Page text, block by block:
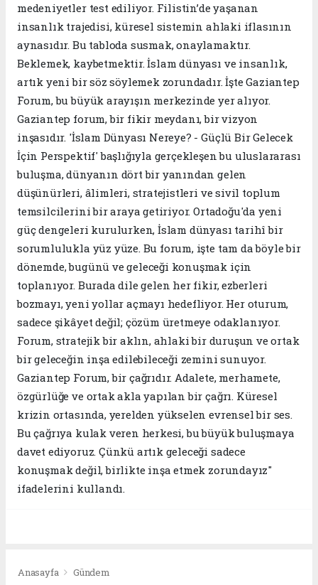
medeniyetler test ediliyor. Filistin’de yaşanan
insanlık trajedisi, küresel sistemin ahlaki iflasının
aynasıdır. Bu tabloda susmak, onaylamaktır.
Beklemek, kaybetmektir. İslam dünyası ve insanlık,
artık yeni bir söz söylemek zorundadır. İşte Gaziantep
Forum, bu büyük arayışın merkezinde yer alıyor.
Gaziantep forum, bir fikir meydanı, bir vizyon
inşasıdır. 'İslam Dünyası Nereye? - Güçlü Bir Gelecek
İçin Perspektif' başlığıyla gerçekleşen bu uluslararası
buluşma, dünyanın dört bir yanından gelen
düşünürleri, âlimleri, stratejistleri ve sivil toplum
temsilcilerini bir araya getiriyor. Ortadoğu'da yeni
güç dengeleri kurulurken, İslam dünyası tarihî bir
sorumlulukla yüz yüze. Bu forum, işte tam da böyle bir
dönemde, bugünü ve geleceği konuşmak için
toplanıyor. Burada dile gelen her fikir, ezberleri
bozmayı, yeni yollar açmayı hedefliyor. Her oturum,
sadece şikâyet değil; çözüm üretmeye odaklanıyor.
Forum, stratejik bir aklın, ahlaki bir duruşun ve ortak
bir geleceğin inşa edilebileceği zemini sunuyor.
Gaziantep Forum, bir çağrıdır. Adalete, merhamete,
özgürlüğe ve ortak akla yapılan bir çağrı. Küresel
krizin ortasında, yerelden yükselen evrensel bir ses.
Bu çağrıya kulak veren herkesi, bu büyük buluşmaya
davet ediyoruz. Çünkü artık geleceği sadece
konuşmak değil, birlikte inşa etmek zorundayız"
ifadelerini kullandı.
Anasayfa Gündem